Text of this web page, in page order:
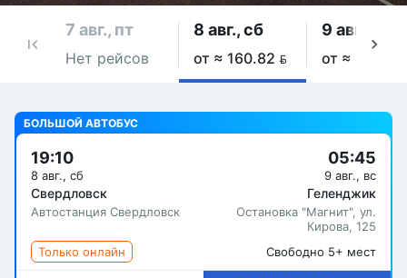
7 авг., пт
Нет рейсов
8 авг., сб
от ≈ 160.82 
9 авг., вс
от ≈ 160.82
БОЛЬШОЙ АВТОБУС
19:10
8 авг., сб
Свердловск
Автостанция Свердловск
05:45
9 авг., вс
Геленджик
Остановка "Магнит", ул.
Кирова, 125
Только онлайн
Свободно 5+ мест